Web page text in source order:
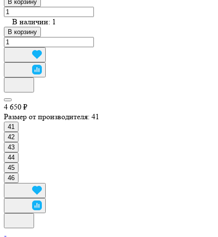
В корзину
В наличии: 1
В корзину
4 650 ₽
Размер от производителя: 41
41
42
43
44
45
46